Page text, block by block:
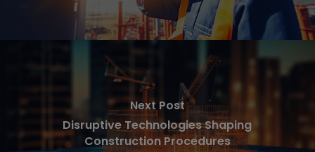
Next Post
Disruptive Technologies Shaping
Construction Procedures